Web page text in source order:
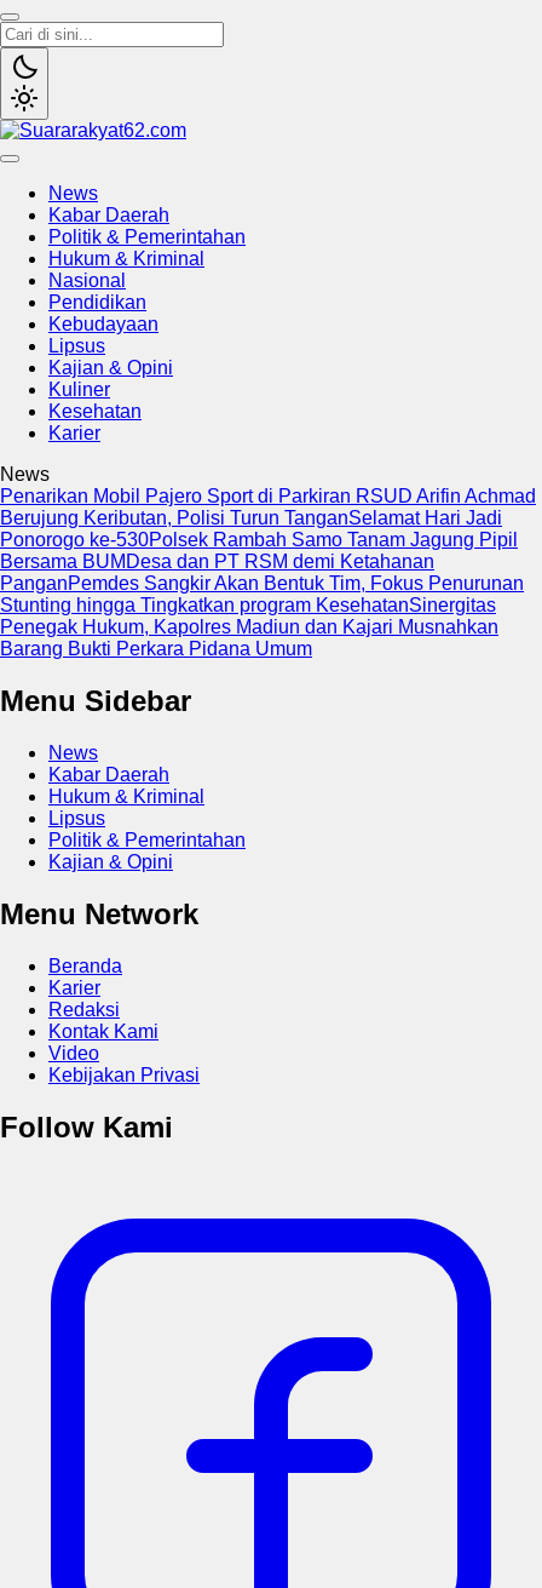
News
Kabar Daerah
Politik & Pemerintahan
Hukum & Kriminal
Nasional
Pendidikan
Kebudayaan
Lipsus
Kajian & Opini
Kuliner
Kesehatan
Karier
News
Penarikan Mobil Pajero Sport di Parkiran RSUD Arifin Achmad
Berujung Keributan, Polisi Turun TanganSelamat Hari Jadi
Ponorogo ke-530Polsek Rambah Samo Tanam Jagung Pipil
Bersama BUMDesa dan PT RSM demi Ketahanan
PanganPemdes Sangkir Akan Bentuk Tim, Fokus Penurunan
Stunting hingga Tingkatkan program KesehatanSinergitas
Penegak Hukum, Kapolres Madiun dan Kajari Musnahkan
Barang Bukti Perkara Pidana Umum
Menu Sidebar
News
Kabar Daerah
Hukum & Kriminal
Lipsus
Politik & Pemerintahan
Kajian & Opini
Menu Network
Beranda
Karier
Redaksi
Kontak Kami
Video
Kebijakan Privasi
Follow Kami